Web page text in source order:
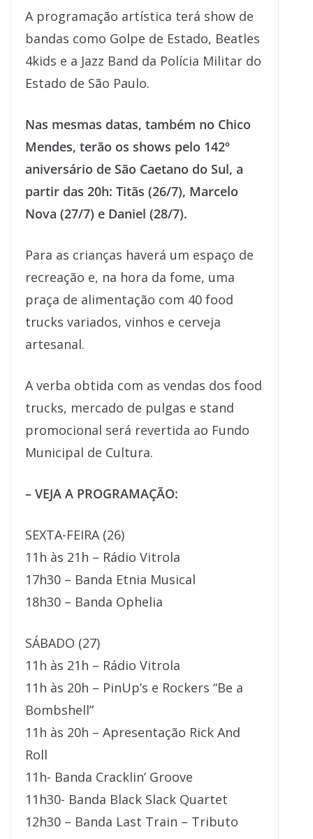
A programação artística terá show de
bandas como Golpe de Estado, Beatles
4kids e a Jazz Band da Polícia Militar do
Estado de São Paulo.
Nas mesmas datas, também no Chico
Mendes, terão os shows pelo 142º
aniversário de São Caetano do Sul, a
partir das 20h: Titãs (26/7), Marcelo
Nova (27/7) e Daniel (28/7).
Para as crianças haverá um espaço de
recreação e, na hora da fome, uma
praça de alimentação com 40 food
trucks variados, vinhos e cerveja
artesanal.
A verba obtida com as vendas dos food
trucks, mercado de pulgas e stand
promocional será revertida ao Fundo
Municipal de Cultura.
– VEJA A PROGRAMAÇÃO:
SEXTA-FEIRA (26)
11h às 21h – Rádio Vitrola
17h30 – Banda Etnia Musical
18h30 – Banda Ophelia
SÁBADO (27)
11h às 21h – Rádio Vitrola
11h às 20h – PinUp’s e Rockers “Be a
Bombshell”
11h às 20h – Apresentação Rick And
Roll
11h- Banda Cracklin’ Groove
11h30- Banda Black Slack Quartet
12h30 – Banda Last Train – Tributo